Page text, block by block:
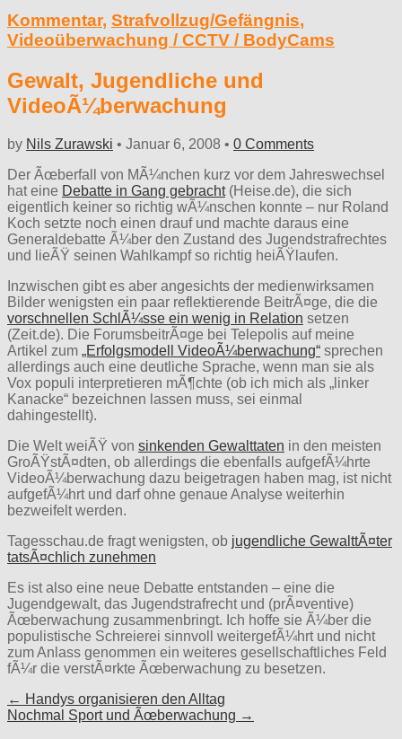
Kommentar, Strafvollzug/Gefängnis,
Videoüberwachung / CCTV / BodyCams
Gewalt, Jugendliche und
VideoÃ¼berwachung
by Nils Zurawski • Januar 6, 2008 • 0 Comments
Der Ãœberfall von MÃ¼nchen kurz vor dem Jahreswechsel
hat eine Debatte in Gang gebracht(Heise.de), die sich
eigentlich keiner so richtig wÃ¼nschen konnte – nur Roland
Koch setzte noch einen drauf und machte daraus eine
Generaldebatte Ã¼ber den Zustand des Jugendstrafrechtes
und lieÃŸ seinen Wahlkampf so richtig heiÃŸlaufen.
Inzwischen gibt es aber angesichts der medienwirksamen
Bilder wenigsten ein paar reflektierende BeitrÃ¤ge, die die
vorschnellen SchlÃ¼sse ein wenig in Relation setzen
(Zeit.de). Die ForumsbeitrÃ¤ge bei Telepolis auf meine
Artikel zum „Erfolgsmodell VideoÃ¼berwachung“ sprechen
allerdings auch eine deutliche Sprache, wenn man sie als
Vox populi interpretieren mÃ¶chte (ob ich mich als „linker
Kanacke“ bezeichnen lassen muss, sei einmal
dahingestellt).
Die Welt weiÃŸ von sinkenden Gewalttaten in den meisten
GroÃŸstÃ¤dten, ob allerdings die ebenfalls aufgefÃ¼hrte
VideoÃ¼berwachung dazu beigetragen haben mag, ist nicht
aufgefÃ¼hrt und darf ohne genaue Analyse weiterhin
bezweifelt werden.
Tagesschau.de fragt wenigsten, ob jugendliche GewalttÃ¤ter
tatsÃ¤chlich zunehmen
Es ist also eine neue Debatte entstanden – eine die
Jugendgewalt, das Jugendstrafrecht und (prÃ¤ventive)
Ãœberwachung zusammenbringt. Ich hoffe sie Ã¼ber die
populistische Schreierei sinnvoll weitergefÃ¼hrt und nicht
zum Anlass genommen ein weiteres gesellschaftliches Feld
fÃ¼r die verstÃ¤rkte Ãœberwachung zu besetzen.
Post
navigation
← Handys organisieren den Alltag
Nochmal Sport und Ãœberwachung →